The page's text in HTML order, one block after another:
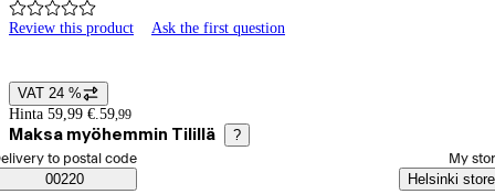
Review this product Ask the first question
Price details
VAT 24 %
Hinta 59,99 €. 59,99
Maksa myöhemmin Tilillä ?
Saatavuustiedot
order method
to postal code
00220
My
Helsinki store